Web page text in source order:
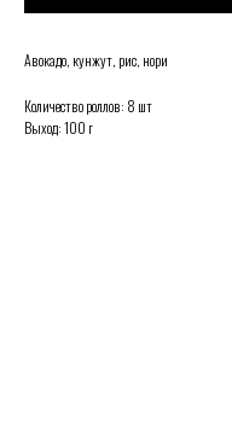
Авокадо, кунжут, рис, нори
Количество роллов: 8 шт
Выход: 100 г